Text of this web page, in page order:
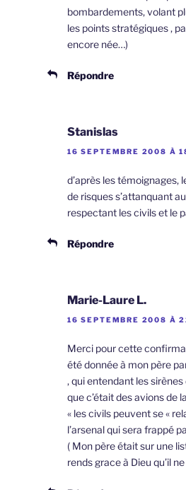
bombardements, volant
les points stratégiques ,
encore née…)
Répondre
Stanislas
16 SEPTEMBRE 2008 À
d’après les témoignages,
de risques s’attanquant
respectant les civils et le
Répondre
Marie-Laure L.
16 SEPTEMBRE 2008 À
Merci pour cette
été donnée à mon père
, qui entendant les sirènes
que c’était des avions de
« les civils peuvent se «
l’arsenal qui sera frappé
( Mon père était sur une
rends grace à Dieu qu’il